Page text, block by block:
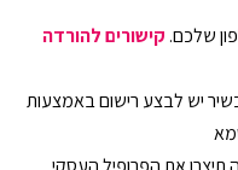
קישורים להורדה
יש לבצע רישום באמצעות